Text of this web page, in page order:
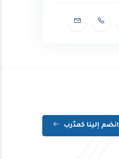
انضم إلينا كمدٌرب